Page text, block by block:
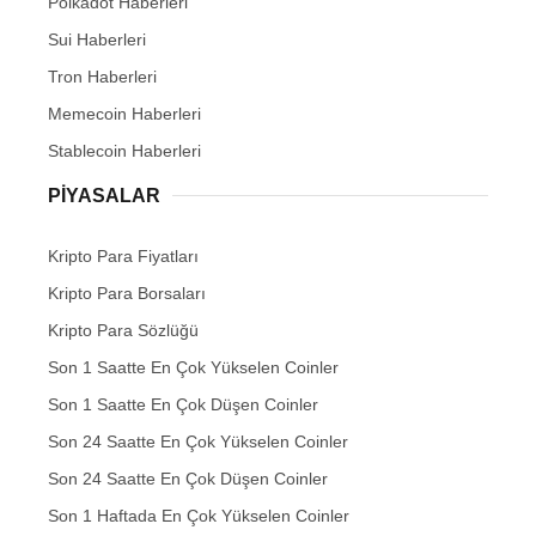
Sui Haberleri
Tron Haberleri
Memecoin Haberleri
Stablecoin Haberleri
PIYASALAR
Kripto Para Fiyatları
Kripto Para Borsaları
Kripto Para Sözlüğü
Son 1 Saatte En Çok Yükselen Coinler
Son 1 Saatte En Çok Düşen Coinler
Son 24 Saatte En Çok Yükselen Coinler
Son 24 Saatte En Çok Düşen Coinler
Son 1 Haftada En Çok Yükselen Coinler